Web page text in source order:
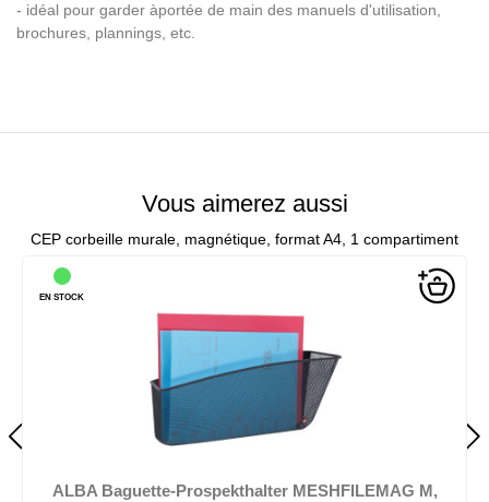
- idéal pour garder àportée de main des manuels d'utilisation,
brochures, plannings, etc.
Vous aimerez aussi
CEP corbeille murale, magnétique, format A4, 1 compartiment
ALBA Baguette-Prospekthalter MESHFILEMAG M,
EN STOCK